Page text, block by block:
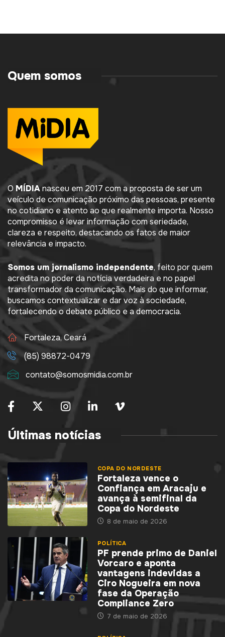
Quem somos
O MÍDIAnasceu em 2017 com a proposta de ser um
veículo de comunicação próximo das pessoas, presente
no cotidiano e atento ao que realmente importa. Nosso
compromisso é levar informação com seriedade,
clareza e respeito, destacando os fatos de maior
relevância e impacto.
Somos um jornalismo independente, feito por quem
acredita no poder da notícia verdadeira e no papel
transformador da comunicação. Mais do que informar,
buscamos contextualizar e dar voz à sociedade,
fortalecendo o debate público e a democracia.
Fortaleza, Ceará
(85) 98872-0479
contato@somosmidia.com.br
Últimas notícias
COPA DO NORDESTE
Fortaleza vence o
Confiança em Aracaju e
avança à semifinal da
Copa do Nordeste
8 de maio de 2026
POLÍTICA
PF prende primo de Daniel
Vorcaro e aponta
vantagens indevidas a
Ciro Nogueira em nova
fase da Operação
Compliance Zero
7 de maio de 2026